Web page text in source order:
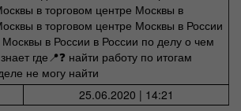
в торговом центре Москвы в
в торговом центре Москвы в России
Москвы в России в России по делу о чем
где📍❓ найти работу по итогам
не могу найти
25.06.2020 | 14:21